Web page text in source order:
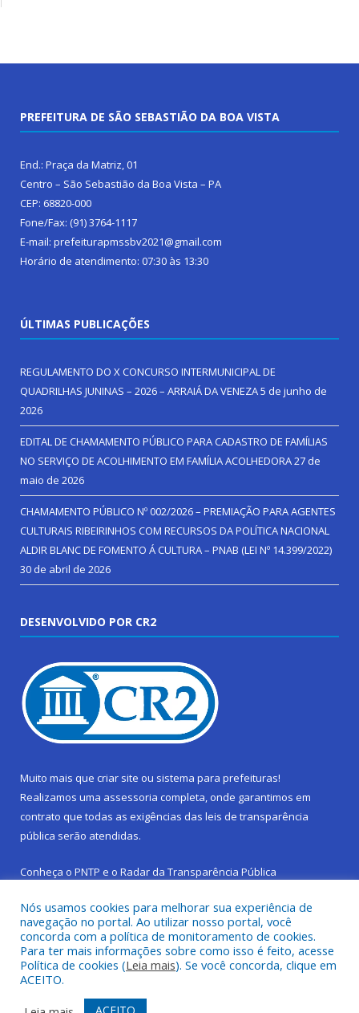
PREFEITURA DE SÃO SEBASTIÃO DA BOA VISTA
End.: Praça da Matriz, 01
Centro – São Sebastião da Boa Vista – PA
CEP: 68820-000
Fone/Fax: (91) 3764-1117
E-mail: prefeiturapmssbv2021@gmail.com
Horário de atendimento: 07:30 às 13:30
ÚLTIMAS PUBLICAÇÕES
REGULAMENTO DO X CONCURSO INTERMUNICIPAL DE
QUADRILHAS JUNINAS – 2026 – ARRAIÁ DA VENEZA5 de junho de
2026
EDITAL DE CHAMAMENTO PÚBLICO PARA CADASTRO DE FAMÍLIAS
NO SERVIÇO DE ACOLHIMENTO EM FAMÍLIA ACOLHEDORA27 de
maio de 2026
CHAMAMENTO PÚBLICO Nº 002/2026 – PREMIAÇÃO PARA AGENTES
CULTURAIS RIBEIRINHOS COM RECURSOS DA POLÍTICA NACIONAL
ALDIR BLANC DE FOMENTO Á CULTURA – PNAB (LEI Nº 14.399/2022)
30 de abril de 2026
DESENVOLVIDO POR CR2
Muito mais que criar site ou sistema para prefeituras!
Realizamos uma assessoria completa, onde garantimos em
contrato que todas as exigências das leis de transparência
pública serão atendidas.
Conheça o PNTP e o Radar da Transparência Pública
Todos os direitos reservados a Prefeitura Municipal de São
Sebastião da Boa Vista.
Frequência Online Mapa do Site
Nós usamos cookies para melhorar sua experiência de
navegação no portal. Ao utilizar nosso portal, você
concorda com a política de monitoramento de cookies.
Para ter mais informações sobre como isso é feito, acesse
Política de cookies (Leia mais). Se você concorda, clique em
ACEITO.